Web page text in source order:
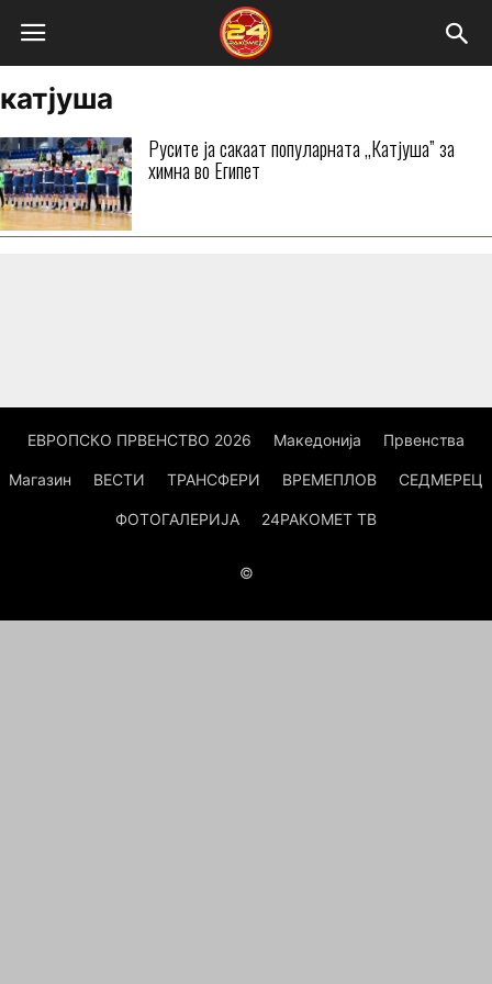
катјуша
Русите ја сакаат популарната ,,Катјуша” за
химна во Египет
ЕВРОПСКО ПРВЕНСТВО 2026 Македонија Првенства
Магазин ВЕСТИ ТРАНСФЕРИ ВРЕМЕПЛОВ СЕДМЕРЕЦ
ФОТОГАЛЕРИЈА 24РАКОМЕТ ТВ
©